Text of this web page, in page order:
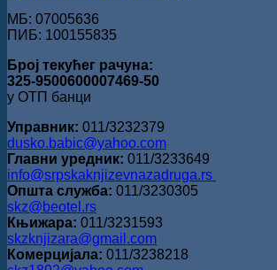
МБ: 07005636
ПИБ: 100155835
Број текућег рачуна:
325-9500600007469-50
у ОТП банци
Управник: 011/3232379
dusko.babic@yahoo.com
Главни уредник: 011/3233649
info@srpskaknjizevnazadruga.rs
Општа служба: 011/3230305
skz@beotel.rs
Књижара: 011/3231593
skzknjizara@gmail.com
Комерцијала: 011/3238218